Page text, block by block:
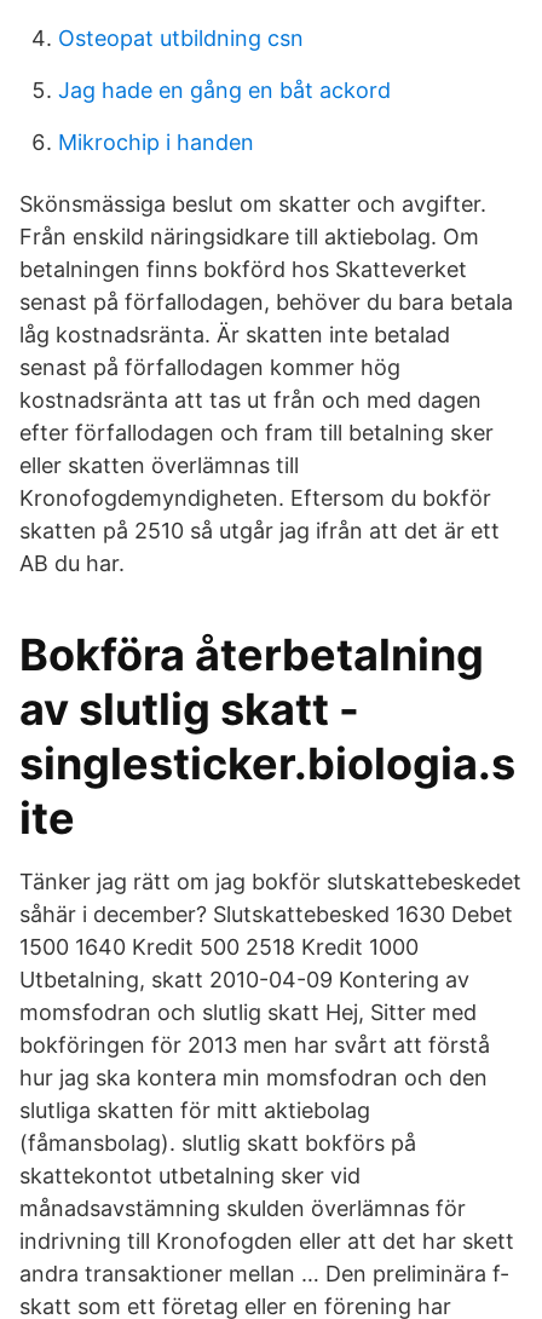
Osteopat utbildning csn
Jag hade en gång en båt ackord
Mikrochip i handen
Skönsmässiga beslut om skatter och avgifter.
Från enskild näringsidkare till aktiebolag. Om
betalningen finns bokförd hos Skatteverket
senast på förfallodagen, behöver du bara betala
låg kostnadsränta. Är skatten inte betalad
senast på förfallodagen kommer hög
kostnadsränta att tas ut från och med dagen
efter förfallodagen och fram till betalning sker
eller skatten överlämnas till
Kronofogdemyndigheten. Eftersom du bokför
skatten på 2510 så utgår jag ifrån att det är ett
AB du har.
Bokföra återbetalning
av slutlig skatt -
singlesticker.biologia.s
ite
Tänker jag rätt om jag bokför slutskattebeskedet
såhär i december? Slutskattebesked 1630 Debet
1500 1640 Kredit 500 2518 Kredit 1000
Utbetalning, skatt 2010-04-09 Kontering av
momsfodran och slutlig skatt Hej, Sitter med
bokföringen för 2013 men har svårt att förstå
hur jag ska kontera min momsfodran och den
slutliga skatten för mitt aktiebolag
(fåmansbolag). slutlig skatt bokförs på
skattekontot utbetalning sker vid
månadsavstämning skulden överlämnas för
indrivning till Kronofogden eller att det har skett
andra transaktioner mellan … Den preliminära f-
skatt som ett företag eller en förening har